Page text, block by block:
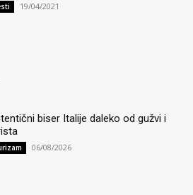
19/04/2021
biser Italije daleko od gužvi i
06/08/2026